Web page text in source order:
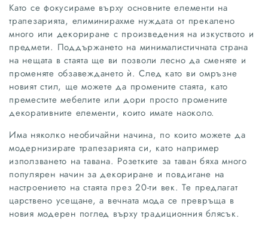
Като се фокусираме върху основните елементи на
трапезарията, елиминирахме нуждата от прекалено
много или декориране с произведения на изкуството и
предмети. Поддържането на минималистичната страна
на нещата в стаята ще ви позволи лесно да сменяте и
променяте обзавеждането ѝ. След като ви омръзне
новият стил, ще можете да промените стаята, като
преместите мебелите или дори просто промените
декоративните елементи, които имате наоколо.
Има няколко необичайни начина, по които можете да
модернизирате трапезарията си, като например
използването на тавана. Розетките за таван бяха много
популярен начин за декориране и повдигане на
настроението на стаята през 20-ти век. Те предлагат
царствено усещане, а вечната мода се превръща в
новия модерен поглед върху традиционния блясък.